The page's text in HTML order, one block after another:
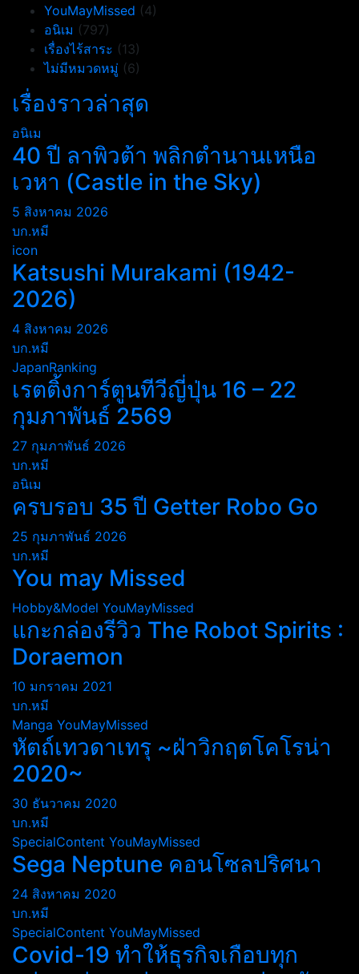
YouMayMissed (4)
อนิเม (797)
เรื่องไร้สาระ (13)
ไม่มีหมวดหมู่ (6)
เรื่องราวล่าสุด
อนิเม
40 ปี ลาพิวต้า พลิกตำนานเหนือ
เวหา (Castle in the Sky)
5 สิงหาคม 2026
บก.หมี
icon
Katsushi Murakami (1942-
2026)
4 สิงหาคม 2026
บก.หมี
JapanRanking
เรตติ้งการ์ตูนทีวีญี่ปุ่น 16 – 22
กุมภาพันธ์ 2569
27 กุมภาพันธ์ 2026
บก.หมี
อนิเม
ครบรอบ 35 ปี Getter Robo Go
25 กุมภาพันธ์ 2026
บก.หมี
You may Missed
Hobby&Model YouMayMissed
แกะกล่องรีวิว The Robot Spirits :
Doraemon
10 มกราคม 2021
บก.หมี
Manga YouMayMissed
หัตถ์เทวดาเทรุ ~ฝ่าวิกฤตโคโรน่า
2020~
30 ธันวาคม 2020
บก.หมี
SpecialContent YouMayMissed
Sega Neptune คอนโซลปริศนา
24 สิงหาคม 2020
บก.หมี
SpecialContent YouMayMissed
Covid-19 ทำให้ธุรกิจเกือบทุก